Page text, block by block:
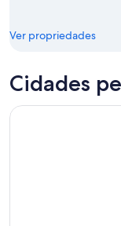
Ver propriedades
Cidades